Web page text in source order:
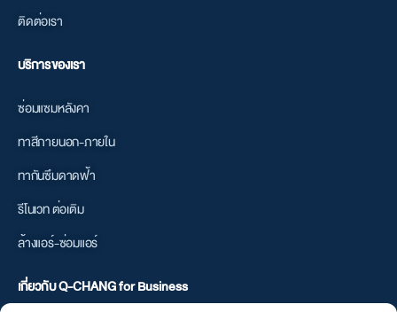
ค้นหาเพิ่มเติม
หน้าแรก
เกี่ยวกับเรา
บริการของเรา
บทความและข่าวสาร
ติดต่อเรา
บริการของเรา